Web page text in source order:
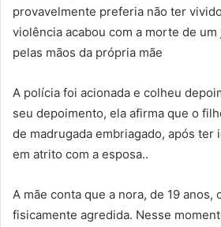
provavelmente preferia não ter
violência acabou com a morte de um
pelas mãos da própria mãe
A polícia foi acionada e colheu
seu depoimento, ela afirma que o
de madrugada embriagado, após ter
em atrito com a esposa..
A mãe conta que a nora, de 19 anos,
fisicamente agredida. Nesse